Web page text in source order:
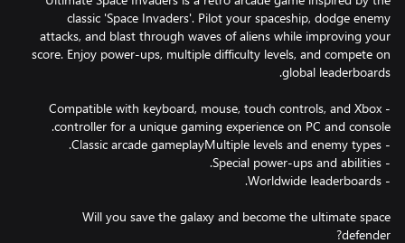
classic 'Space Invaders'. Pilot your spaceship, dodge enemy
attacks, and blast through waves of aliens while improving your
score. Enjoy power-ups, multiple difficulty levels, and compete on
- Compatible with keyboard, mouse, touch controls, and Xbox
Will you save the galaxy and become the ultimate space